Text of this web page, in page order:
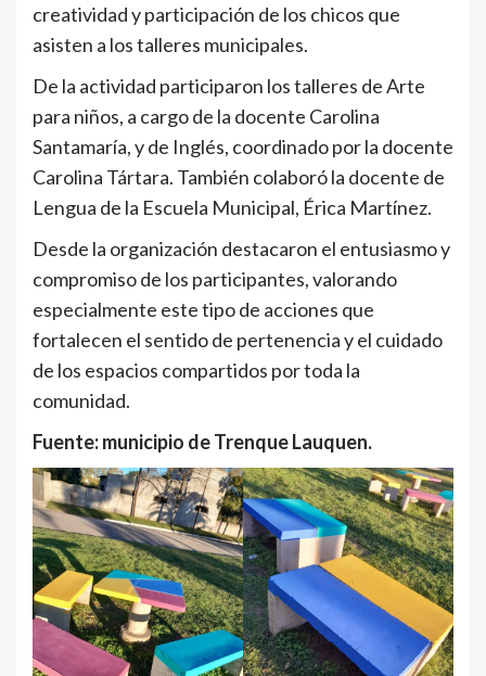
creatividad y participación de los chicos que
asisten a los talleres municipales.
De la actividad participaron los talleres de Arte
para niños, a cargo de la docente Carolina
Santamaría, y de Inglés, coordinado por la docente
Carolina Tártara. También colaboró la docente de
Lengua de la Escuela Municipal, Érica Martínez.
Desde la organización destacaron el entusiasmo y
compromiso de los participantes, valorando
especialmente este tipo de acciones que
fortalecen el sentido de pertenencia y el cuidado
de los espacios compartidos por toda la
comunidad.
Fuente: municipio de Trenque Lauquen.